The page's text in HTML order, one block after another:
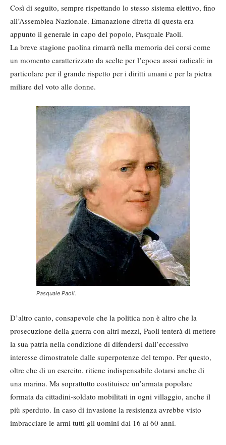
Così di seguito, sempre rispettando lo stesso sistema elettivo, fino
all’Assemblea Nazionale. Emanazione diretta di questa era
appunto il generale in capo del popolo, Pasquale Paoli.
La breve stagione paolina rimarrà nella memoria dei corsi come
un momento caratterizzato da scelte per l’epoca assai radicali: in
particolare per il grande rispetto per i diritti umani e per la pietra
miliare del voto alle donne.
Pasquale Paoli.
D’altro canto, consapevole che la politica non è altro che la
prosecuzione della guerra con altri mezzi, Paoli tenterà di mettere
la sua patria nella condizione di difendersi dall’eccessivo
interesse dimostratole dalle superpotenze del tempo. Per questo,
oltre che di un esercito, ritiene indispensabile dotarsi anche di
una marina. Ma soprattutto costituisce un’armata popolare
formata da cittadini-soldato mobilitati in ogni villaggio, anche il
più sperduto. In caso di invasione la resistenza avrebbe visto
imbracciare le armi tutti gli uomini dai 16 ai 60 anni.